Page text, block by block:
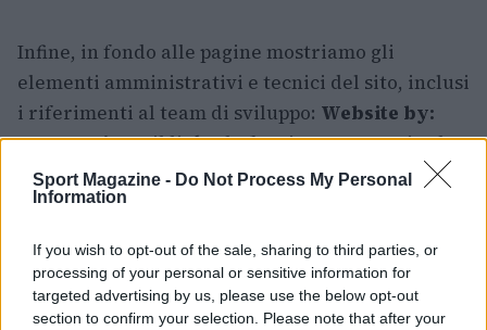
Sport Magazine - Do Not Process My Personal
Information
If you wish to opt-out of the sale, sharing to third parties, or
processing of your personal or sensitive information for
targeted advertising by us, please use the below opt-out
section to confirm your selection. Please note that after your
Infine, in fondo alle pagine mostriamo gli
elementi amministrativi e tecnici del sito, inclusi
i riferimenti al team di sviluppo: Website by:
HexaDesigne il link o la funzione per gestire la
preferenza dei cookie, segnalata comeupdate
cookies preferences
contatto per ogni richiesta amministrativa o
tecnica.